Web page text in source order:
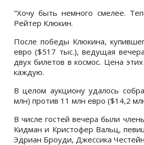
"Хочу быть немного смелее.
Рейтер Клюкин.
После победы Клюкина,
евро ($517 тыс.), ведущая
двух билетов в космос. Цена
каждую.
В целом аукциону удалось
млн) против 11 млн евро ($14,2
В числе гостей вечера были
Кидман и Кристофер Вальц,
Эдриан Броуди, Джессика